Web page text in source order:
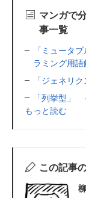
マンガで
事一覧
「ミュータ
ラミング用語
「ジェネリ
「列挙型」
もっと読む
この記事